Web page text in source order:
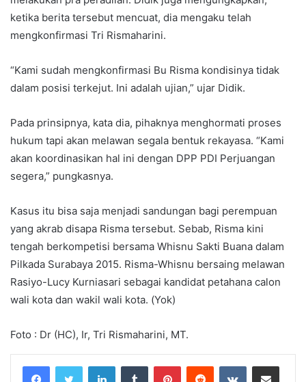
ketika berita tersebut mencuat, dia mengaku telah
mengkonfirmasi Tri Rismaharini.
“Kami sudah mengkonfirmasi Bu Risma kondisinya tidak
dalam posisi terkejut. Ini adalah ujian,” ujar Didik.
Pada prinsipnya, kata dia, pihaknya menghormati proses
hukum tapi akan melawan segala bentuk rekayasa. “Kami
akan koordinasikan hal ini dengan DPP PDI Perjuangan
segera,” pungkasnya.
Kasus itu bisa saja menjadi sandungan bagi perempuan
yang akrab disapa Risma tersebut. Sebab, Risma kini
tengah berkompetisi bersama Whisnu Sakti Buana dalam
Pilkada Surabaya 2015. Risma-Whisnu bersaing melawan
Rasiyo-Lucy Kurniasari sebagai kandidat petahana calon
wali kota dan wakil wali kota. (Yok)
Foto : Dr (HC), Ir, Tri Rismaharini, MT.
LinkedInTumblr PinterestReddit VKontakteShare via Email